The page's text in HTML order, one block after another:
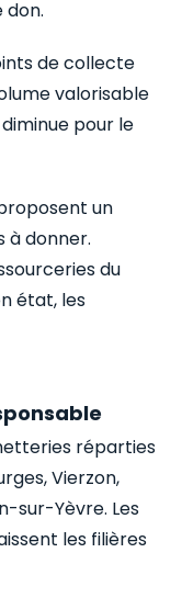
don.
de collecte
valorisable
pour le
un
à donner.
du
état, les
réparties
Vierzon,
sur-Yèvre. Les
les filières